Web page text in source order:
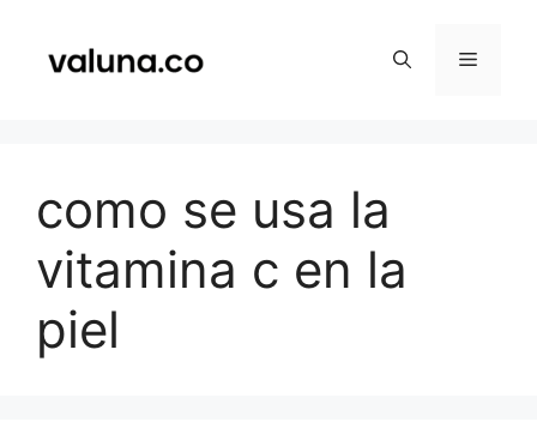
contenido
Menú
como se usa la
vitamina c en la
piel